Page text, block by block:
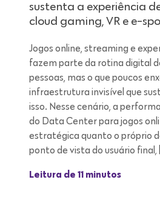
sustenta a experiência
cloud gaming, VR e e-
Jogos online, streaming e
fazem parte da rotina digital
pessoas, mas o que poucos
infraestrutura invisível que
isso. Nesse cenário, a
do Data Center para jogos
estratégica quanto o próprio
ponto de vista do usuário final,
Leitura de 11 minutos